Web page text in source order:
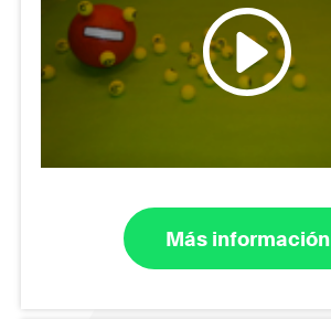
Más información